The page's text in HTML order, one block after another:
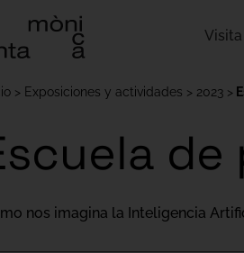
Visita
Exposiciones y actividades 2023
nos imagina la Inteligencia